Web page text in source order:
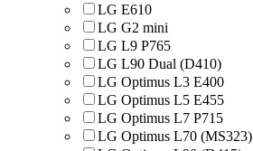
LG E610
LG G2 mini
LG L9 P765
LG L90 Dual (D410)
LG Optimus L3 E400
LG Optimus L5 E455
LG Optimus L7 P715
LG Optimus L70 (MS323)